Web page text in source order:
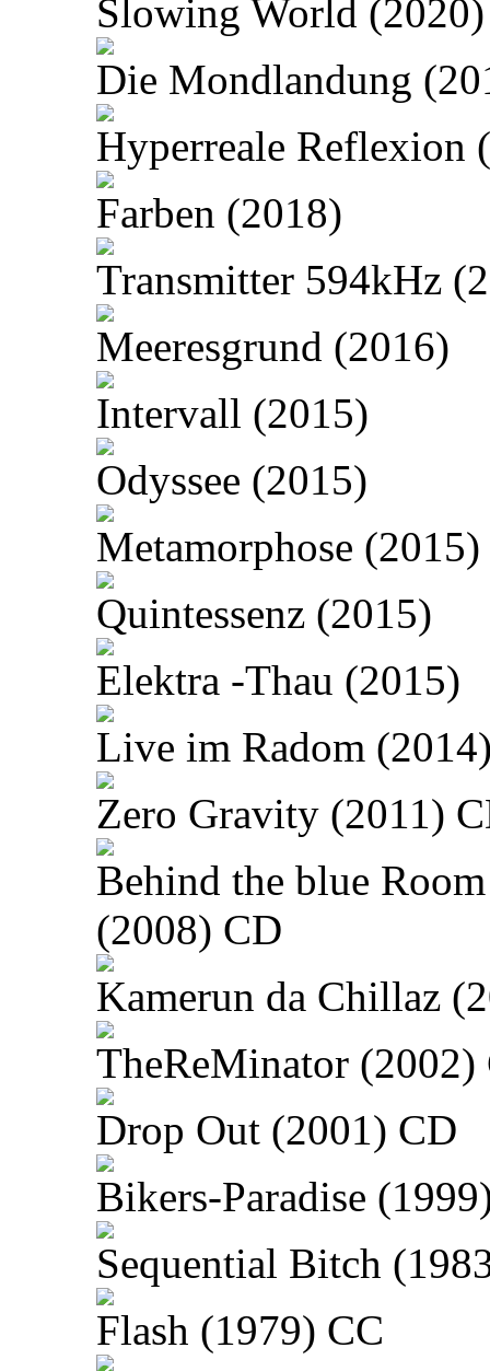
Slowing World (2020)
Die Mondlandung
Hyperreale Reflexion
Farben (2018)
Transmitter 594kHz
Meeresgrund (2016)
Intervall (2015)
Odyssee (2015)
Metamorphose (2015)
Quintessenz (2015)
Elektra -Thau (2015)
Live im Radom
Zero Gravity (2011)
Behind the blue Room
(2008) CD
Kamerun da Chillaz
TheReMinator (2002)
Drop Out (2001) CD
Bikers-Paradise
Sequential Bitch
Flash (1979) CC